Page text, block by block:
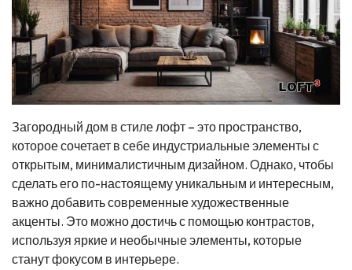
Загородный дом в стиле лофт – это пространство,
которое сочетает в себе индустриальные элементы с
открытым, минималистичным дизайном. Однако, чтобы
сделать его по-настоящему уникальным и интересным,
важно добавить современные художественные
акценты. Это можно достичь с помощью контрастов,
используя яркие и необычные элементы, которые
станут фокусом в интерьере.